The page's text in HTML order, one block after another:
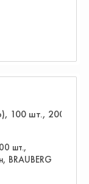
шт.,